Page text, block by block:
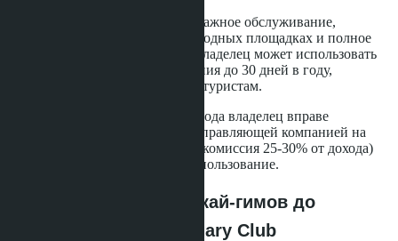
Программа включает послепродажное обслуживание,
маркетинг объекта на международных площадках и полное
управление бронированиями. Владелец может использовать
квартиру для личного проживания до 30 дней в году,
остальное время объект сдаётся туристам.
По окончании трёхлетнего периода владелец вправе
продолжить сотрудничество с управляющей компанией на
стандартных условиях (обычно комиссия 25-30% от дохода)
или забрать квартиру в личное пользование.
Инфраструктура: от скай-гимов до
членства в The Sanctuary Club